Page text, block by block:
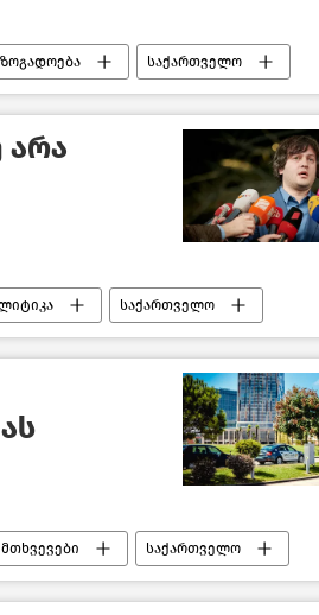
საქართველო
არა
საქართველო
საქართველო